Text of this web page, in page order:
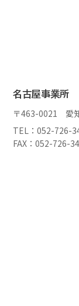
名古屋事業所
〒463-0021 愛
TEL：052-726-
FAX：052-726-